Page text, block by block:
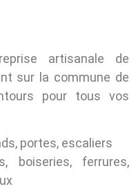
artisanale de
sur la commune de
pour tous vos
portes, escaliers
boiseries, ferrures,